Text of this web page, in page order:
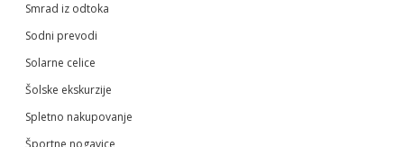
Smrad iz odtoka
Sodni prevodi
Solarne celice
Šolske ekskurzije
Spletno nakupovanje